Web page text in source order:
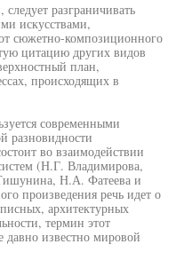
разграничивать
искусствами,
сюжетно-композиционного
цитацию других видов
план,
происходящих в
современными
разновидности
во взаимодействии
(Н.Г. Владимирова,
Н.А. Фатеева и
произведения речь идет о
архитектурных
термин этот
давно известно мировой